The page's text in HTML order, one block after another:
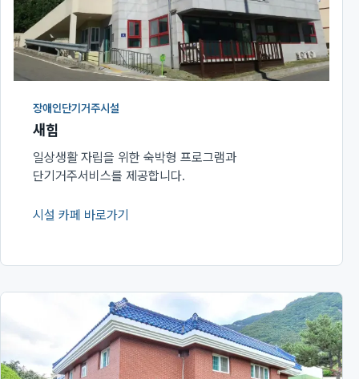
장애인단기거주시설
새힘
일상생활 자립을 위한 숙박형 프로그램과
단기거주서비스를 제공합니다.
시설 카페 바로가기
(새 창에서 열림)